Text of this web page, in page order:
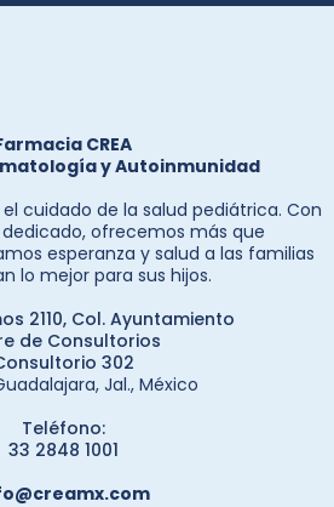
CREA
y Autoinmunidad
cuidado de la salud pediátrica. Con
ofrecemos más que
esperanza y salud a las familias
lo mejor para sus hijos.
2110, Col. Ayuntamiento
de Consultorios
302
Jal., México
Teléfono:
33 2848 1001